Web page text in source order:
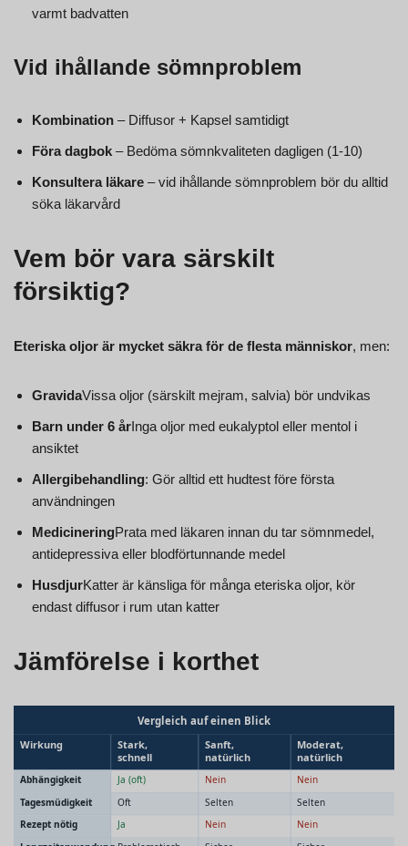
varmt badvatten
Vid ihållande sömnproblem
Kombination – Diffusor + Kapsel samtidigt
Föra dagbok – Bedöma sömnkvaliteten dagligen (1-10)
Konsultera läkare – vid ihållande sömnproblem bör du alltid
söka läkarvård
Vem bör vara särskilt
försiktig?
Eteriska oljor är mycket säkra för de flesta människor, men:
GravidaVissa oljor (särskilt mejram, salvia) bör undvikas
Barn under 6 årInga oljor med eukalyptol eller mentol i
ansiktet
Allergibehandling: Gör alltid ett hudtest före första
användningen
MedicineringPrata med läkaren innan du tar sömnmedel,
antidepressiva eller blodförtunnande medel
HusdjurKatter är känsliga för många eteriska oljor, kör
endast diffusor i rum utan katter
Jämförelse i korthet